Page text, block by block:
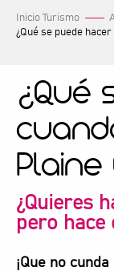
Inicio Turismo
¿Qué se puede
¿Qué
Plaine
¿Quieres
pero hace
¡Que no